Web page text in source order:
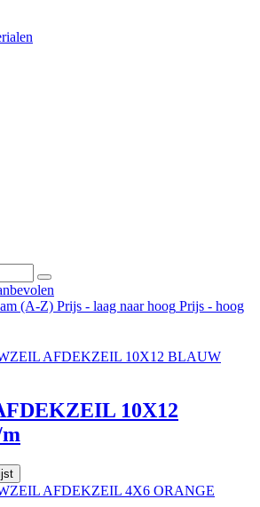
(A-Z) Prijs - laag naar hoog Prijs - hoog
10X12